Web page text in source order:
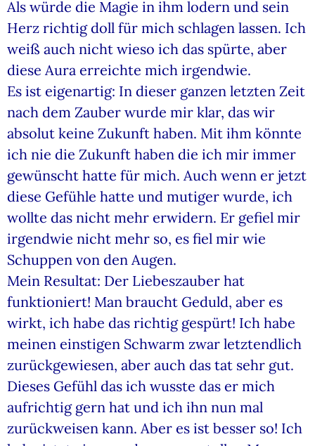
Als würde die Magie in ihm lodern und sein
Herz richtig doll für mich schlagen lassen. Ich
weiß auch nicht wieso ich das spürte, aber
diese Aura erreichte mich irgendwie.
Es ist eigenartig: In dieser ganzen letzten Zeit
nach dem Zauber wurde mir klar, das wir
absolut keine Zukunft haben. Mit ihm könnte
ich nie die Zukunft haben die ich mir immer
gewünscht hatte für mich. Auch wenn er jetzt
diese Gefühle hatte und mutiger wurde, ich
wollte das nicht mehr erwidern. Er gefiel mir
irgendwie nicht mehr so, es fiel mir wie
Schuppen von den Augen.
Mein Resultat: Der Liebeszauber hat
funktioniert! Man braucht Geduld, aber es
wirkt, ich habe das richtig gespürt! Ich habe
meinen einstigen Schwarm zwar letztendlich
zurückgewiesen, aber auch das tat sehr gut.
Dieses Gefühl das ich wusste das er mich
aufrichtig gern hat und ich ihn nun mal
zurückweisen kann. Aber es ist besser so! Ich